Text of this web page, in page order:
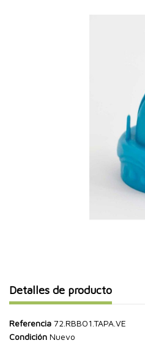
Detalles de producto
Referencia 72.RBBO1.TAPA.VE
Condición Nuevo